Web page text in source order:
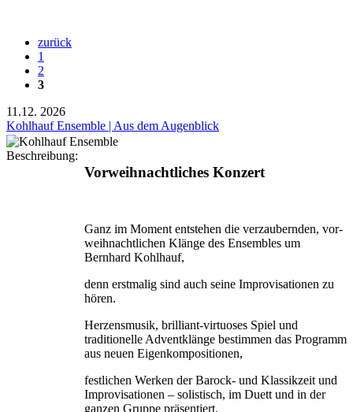
zurück
1
2
3
11.12. 2026
Kohlhauf Ensemble | Aus dem Augenblick
Beschreibung:
Vorweihnachtliches Konzert
Ganz im Moment entstehen die verzaubernden, vor­
weihnachtlichen Klänge des Ensembles um
Bernhard Kohlhauf,
denn erstmalig sind auch seine Improvisationen zu
hören.
Herzensmusik, brilliant-virtuoses Spiel und
traditionelle Adventklänge bestimmen das Programm
aus neuen Eigenkompositionen,
festlichen Werken der Barock- und Klassikzeit und
Improvisationen – solistisch, im Duett und in der
ganzen Gruppe präsentiert.